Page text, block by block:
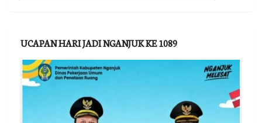
UCAPAN HARI JADI NGANJUK KE 1089